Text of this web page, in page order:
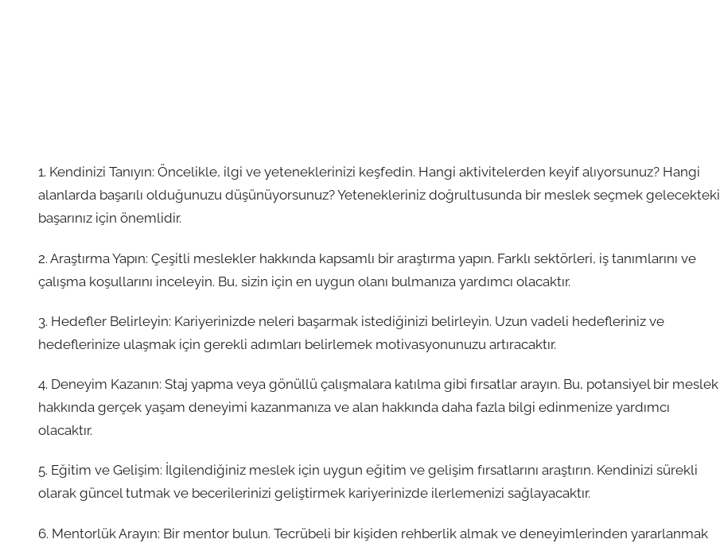
1. Kendinizi Tanıyın: Öncelikle, ilgi ve yeteneklerinizi keşfedin. Hangi aktivitelerden keyif alıyorsunuz? Hangi
alanlarda başarılı olduğunuzu düşünüyorsunuz? Yetenekleriniz doğrultusunda bir meslek seçmek gelecekteki
başarınız için önemlidir.
2. Araştırma Yapın: Çeşitli meslekler hakkında kapsamlı bir araştırma yapın. Farklı sektörleri, iş tanımlarını ve
çalışma koşullarını inceleyin. Bu, sizin için en uygun olanı bulmanıza yardımcı olacaktır.
3. Hedefler Belirleyin: Kariyerinizde neleri başarmak istediğinizi belirleyin. Uzun vadeli hedefleriniz ve
hedeflerinize ulaşmak için gerekli adımları belirlemek motivasyonunuzu artıracaktır.
4. Deneyim Kazanın: Staj yapma veya gönüllü çalışmalara katılma gibi fırsatlar arayın. Bu, potansiyel bir meslek
hakkında gerçek yaşam deneyimi kazanmanıza ve alan hakkında daha fazla bilgi edinmenize yardımcı
olacaktır.
5. Eğitim ve Gelişim: İlgilendiğiniz meslek için uygun eğitim ve gelişim fırsatlarını araştırın. Kendinizi sürekli
olarak güncel tutmak ve becerilerinizi geliştirmek kariyerinizde ilerlemenizi sağlayacaktır.
6. Mentorlük Arayın: Bir mentor bulun. Tecrübeli bir kişiden rehberlik almak ve deneyimlerinden yararlanmak